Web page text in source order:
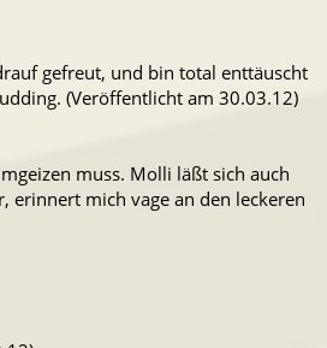
gefreut, und bin total enttäuscht
(Veröffentlicht am 30.03.12)
muss. Molli läßt sich auch
erinnert mich vage an den leckeren